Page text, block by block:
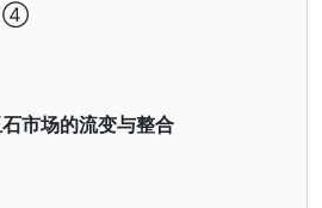
④
市场的流变与整合